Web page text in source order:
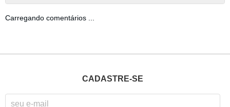
Carregando comentários ...
CADASTRE-SE